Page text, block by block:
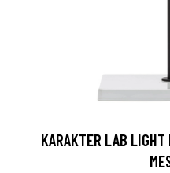
KARAKTER LAB